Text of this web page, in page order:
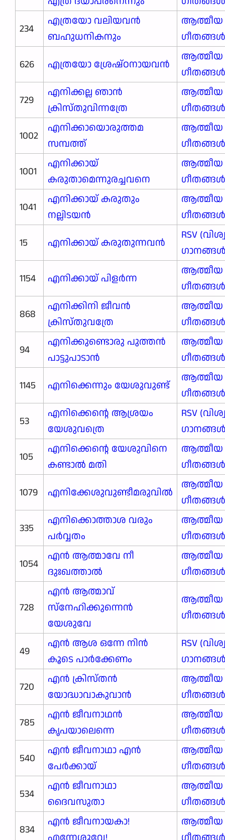
234
എത്രയോ വലിയവൻ
ബഹുധനികനും
ആത്മീയ
ഗീതങ്ങൾ
626
എത്രയോ ശ്രേഷ്ഠനായവൻ
ആത്മീയ
ഗീതങ്ങൾ
729
എനിക്കല്ല ഞാൻ
ക്രിസ്തുവിന്നത്രേ
ആത്മീയ
ഗീതങ്ങൾ
1002
എനിക്കായൊരുത്തമ
സമ്പത്ത്
ആത്മീയ
ഗീതങ്ങൾ
1001
എനിക്കായ്
കരുതാമെന്നുരച്ചവനെ
ആത്മീയ
ഗീതങ്ങൾ
1041
എനിക്കായ് കരുതും
നല്ലിടയൻ
ആത്മീയ
ഗീതങ്ങൾ
15
എനിക്കായ് കരുതുന്നവന്‍
RSV
1154
എനിക്കായ് പിളർന്ന
ആത്മീയ
ഗീതങ്ങൾ
868
എനിക്കിനി ജീവൻ
ക്രിസ്തുവത്രേ
ആത്മീയ
ഗീതങ്ങൾ
94
എനിക്കുണ്ടൊരു പുത്തൻ
പാട്ടുപാടാൻ
ആത്മീയ
ഗീതങ്ങൾ
1145
എനിക്കെന്നും യേശുവുണ്ട്
ആത്മീയ
ഗീതങ്ങൾ
53
എനിക്കെന്റെ ആശ്രയം
യേശുവത്രെ
RSV
105
എനിക്കെന്റെ യേശുവിനെ
കണ്ടാൽ മതി
ആത്മീയ
ഗീതങ്ങൾ
1079
എനിക്കേശുവുണ്ടീമരുവിൽ
ആത്മീയ
ഗീതങ്ങൾ
335
എനിക്കൊത്താശ വരും
പർവ്വതം
ആത്മീയ
ഗീതങ്ങൾ
1054
എൻ ആത്മാവേ നീ
ദുഃഖത്താൽ
ആത്മീയ
ഗീതങ്ങൾ
728
എൻ ആത്മാവ്
സ്നേഹിക്കുന്നെൻ
യേശുവേ
ആത്മീയ
ഗീതങ്ങൾ
49
എന്‍ ആശ ഒന്നേ നിന്‍
കൂടെ പാര്‍ക്കേണം
RSV
720
എൻ ക്രിസ്തൻ
യോദ്ധാവാകുവാൻ
ആത്മീയ
ഗീതങ്ങൾ
785
എൻ ജീവനാഥൻ
കൃപയാലെന്നെ
ആത്മീയ
ഗീതങ്ങൾ
540
എൻ ജീവനാഥാ എൻ
പേർക്കായ്
ആത്മീയ
ഗീതങ്ങൾ
534
എൻ ജീവനാഥാ
ദൈവസുതാ
ആത്മീയ
ഗീതങ്ങൾ
834
എൻ ജീവനായകാ!
ആത്മീയ